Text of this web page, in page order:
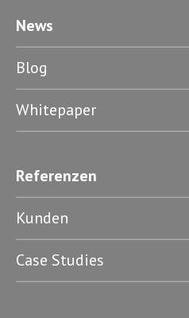
News
Blog
Whitepaper
Referenzen
Kunden
Case Studies